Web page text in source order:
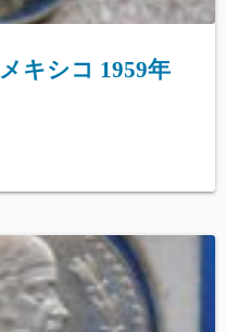
キシコ 1959年